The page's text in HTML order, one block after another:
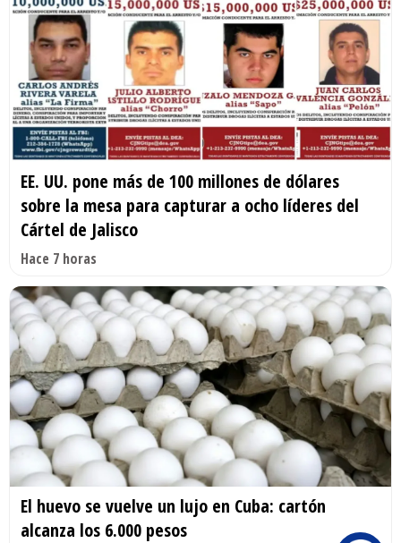
EE. UU. pone más de 100 millones de dólares
sobre la mesa para capturar a ocho líderes del
Cártel de Jalisco
Hace 7 horas
El huevo se vuelve un lujo en Cuba: cartón
alcanza los 6.000 pesos